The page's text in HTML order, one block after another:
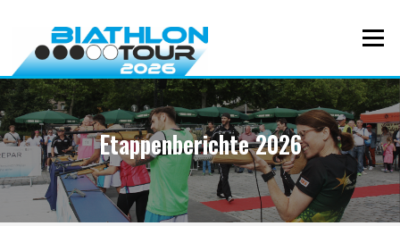
Inhalt
Menü
Etappenberichte 2026